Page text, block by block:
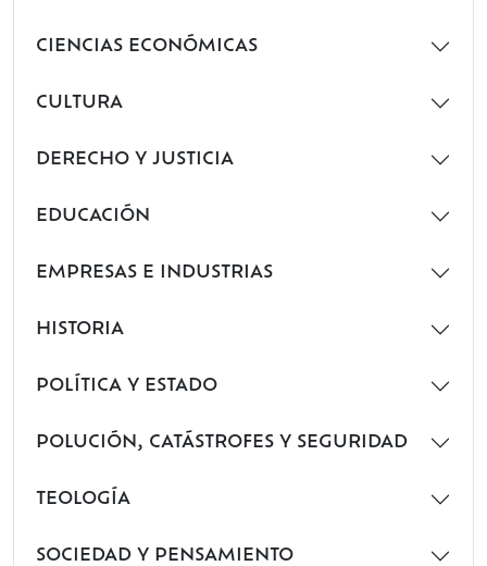
CIENCIAS ECONÓMICAS
CULTURA
DERECHO Y JUSTICIA
EDUCACIÓN
EMPRESAS E INDUSTRIAS
HISTORIA
POLÍTICA Y ESTADO
POLUCIÓN, CATÁSTROFES Y SEGURIDAD
TEOLOGÍA
SOCIEDAD Y PENSAMIENTO